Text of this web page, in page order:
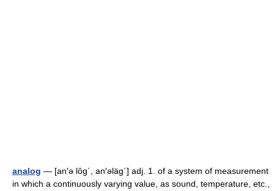
analog — [an′ə lôg΄, an′əläg΄] adj. 1. of a system of measurement
in which a continuously varying value, as sound, temperature, etc.,